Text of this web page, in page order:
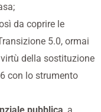
da coprire le
5.0, ormai
della sostituzione
con lo strumento
pubblica , a